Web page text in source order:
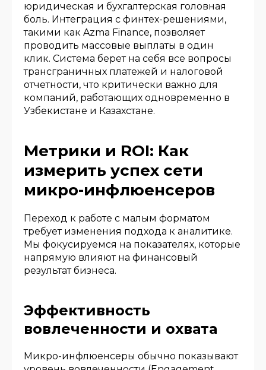
юридическая и бухгалтерская головная
боль. Интеграция с финтех-решениями,
такими как Azma Finance, позволяет
проводить массовые выплаты в один
клик. Система берет на себя все вопросы
трансграничных платежей и налоговой
отчетности, что критически важно для
компаний, работающих одновременно в
Узбекистане и Казахстане.
Метрики и ROI: Как
измерить успех сети
микро-инфлюенсеров
Переход к работе с малым форматом
требует изменения подхода к аналитике.
Мы фокусируемся на показателях, которые
напрямую влияют на финансовый
результат бизнеса.
Эффективность
вовлеченности и охвата
Микро-инфлюенсеры обычно показывают